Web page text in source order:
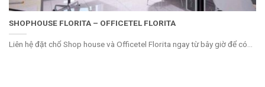
SHOPHOUSE FLORITA – OFFICETEL FLORITA
Liên hệ đặt chổ Shop house và Officetel Florita ngay từ bây giờ để có...